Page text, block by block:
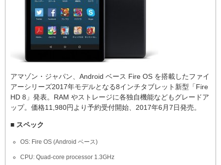
アマゾン・ジャパン、Android ベース Fire OS を搭載したファイ
アーシリーズ2017年モデルとなる8インチタブレット新型「Fire
HD 8」発表。RAM やストレージに各独自機能などもグレードア
ップ。価格11,980円より予約受付開始、2017年6月7日発売。
■ スペック
OS: Fire OS (Android ベース)
CPU: Quad-core processor 1.3GHz